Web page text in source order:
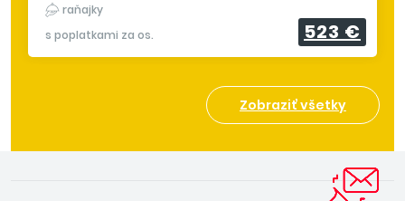
raňajky
s poplatkami za os.
523 €
Zobraziť všetky